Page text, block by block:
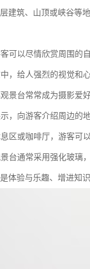
建筑、山顶或峡谷等
可以尽情欣赏周围的
给人强烈的视觉和
台常常成为摄影爱
向游客介绍周边的
或咖啡厅，游客可
通常采用强化玻璃
体验与乐趣、增进知识